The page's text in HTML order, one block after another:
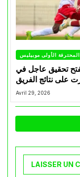
الأولى موبيليس
بفتح تحقيق عاجل في
على نتائج الفريق
Avril 29, 2026
LAISSER UN